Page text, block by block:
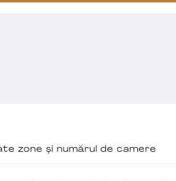
zone și numărul de camere